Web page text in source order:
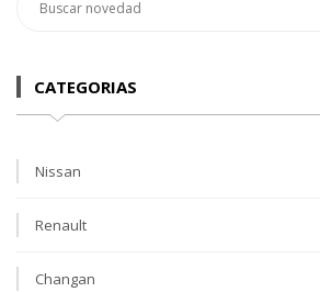
CATEGORIAS
Nissan
Renault
Changan